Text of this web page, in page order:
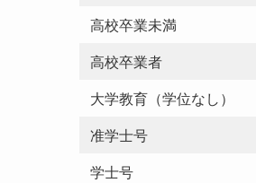
高校卒業未満
高校卒業者
大学教育（学位なし）
准学士号
学士号